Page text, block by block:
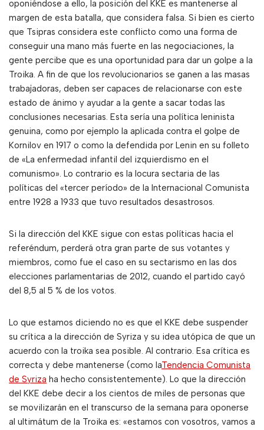
oponiéndose a ello, la posición del KKE es mantenerse al
margen de esta batalla, que considera falsa. Si bien es cierto
que Tsipras considera este conflicto como una forma de
conseguir una mano más fuerte en las negociaciones, la
gente percibe que es una oportunidad para dar un golpe a la
Troika. A fin de que los revolucionarios se ganen a las masas
trabajadoras, deben ser capaces de relacionarse con este
estado de ánimo y ayudar a la gente a sacar todas las
conclusiones necesarias. Esta sería una política leninista
genuina, como por ejemplo la aplicada contra el golpe de
Kornilov en 1917 o como la defendida por Lenin en su folleto
de «La enfermedad infantil del izquierdismo en el
comunismo». Lo contrario es la locura sectaria de las
políticas del «tercer período» de la Internacional Comunista
entre 1928 a 1933 que tuvo resultados desastrosos.
Si la dirección del KKE sigue con estas políticas hacia el
referéndum, perderá otra gran parte de sus votantes y
miembros, como fue el caso en su sectarismo en las dos
elecciones parlamentarias de 2012, cuando el partido cayó
del 8,5 al 5 % de los votos.
Lo que estamos diciendo no es que el KKE debe suspender
su crítica a la dirección de Syriza y su idea utópica de que un
acuerdo con la troika sea posible. Al contrario. Esa crítica es
correcta y debe mantenerse (como laTendencia Comunista
de Syriza ha hecho consistentemente). Lo que la dirección
del KKE debe decir a los cientos de miles de personas que
se movilizarán en el transcurso de la semana para oponerse
al ultimátum de la Troika es: «estamos con vosotros, vamos a